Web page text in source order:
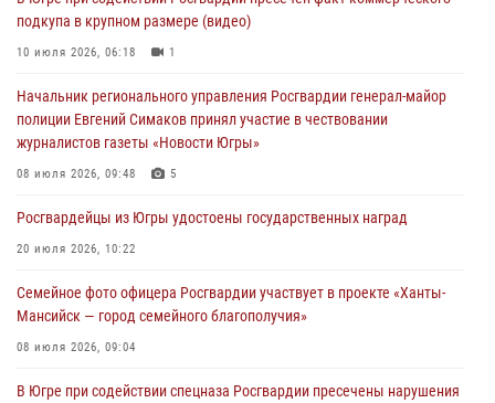
Офицеры Росгвардии и ветераны войск правопорядка почтили
память генерала армии Ивана Кирилловича Яковлева
В Югре при силовой поддержке ОМОН Росгвардии задержаны
подозреваемые в страховом мошенничестве
06 августа 2026, 09:07
Урайский отдел вневедомственной охраны Росгвардии отмечает
60-летний юбилей
подкупа в крупном размере (видео)
10 июля 2026, 06:18 1
Начальник регионального управления Росгвардии генерал-майор
полиции Евгений Симаков принял участие в чествовании
журналистов газеты «Новости Югры»
08 июля 2026, 09:48 5
Росгвардейцы из Югры удостоены государственных наград
20 июля 2026, 10:22
Семейное фото офицера Росгвардии участвует в проекте «Ханты-
Мансийск — город семейного благополучия»
08 июля 2026, 09:04
В Югре при содействии спецназа Росгвардии пресечены нарушения